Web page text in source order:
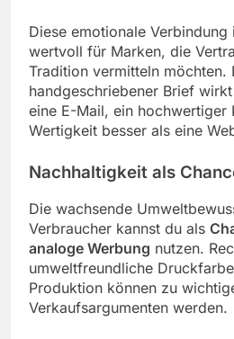
Diese emotionale Verbindung
wertvoll für Marken, die
Tradition vermitteln möchten.
handgeschriebener Brief
eine E-Mail, ein hochwertiger
Wertigkeit besser als eine
Nachhaltigkeit als
Die wachsende
Verbraucher kannst du als
analoge Werbung nutzen.
umweltfreundliche
Produktion können zu
Verkaufsargumenten werden.